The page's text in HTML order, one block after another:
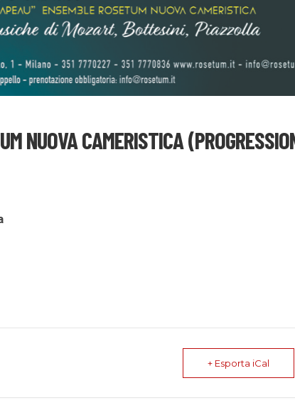
NUOVA CAMERISTICA
+ Esporta iCal